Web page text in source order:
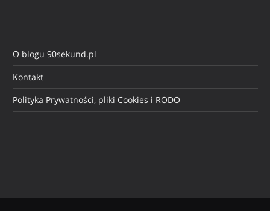
O blogu 90sekund.pl
Kontakt
Polityka Prywatności, pliki Cookies i RODO